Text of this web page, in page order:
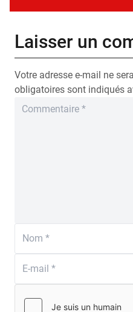
Laisser un
Votre adresse e-mail ne
obligatoires sont indiqués